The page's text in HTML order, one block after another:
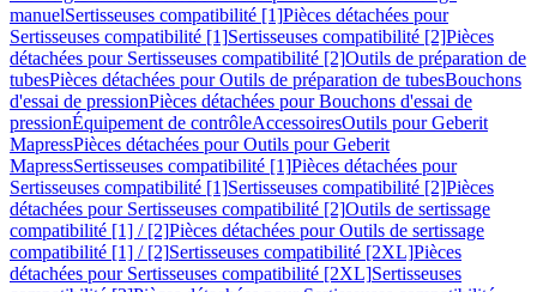
manuelSertisseuses compatibilité [1]Pièces détachées pour
Sertisseuses compatibilité [1]Sertisseuses compatibilité [2]Pièces
détachées pour Sertisseuses compatibilité [2]Outils de préparation de
tubesPièces détachées pour Outils de préparation de tubesBouchons
d'essai de pressionPièces détachées pour Bouchons d'essai de
pressionÉquipement de contrôleAccessoiresOutils pour Geberit
MapressPièces détachées pour Outils pour Geberit
MapressSertisseuses compatibilité [1]Pièces détachées pour
Sertisseuses compatibilité [1]Sertisseuses compatibilité [2]Pièces
détachées pour Sertisseuses compatibilité [2]Outils de sertissage
compatibilité [1] / [2]Pièces détachées pour Outils de sertissage
compatibilité [1] / [2]Sertisseuses compatibilité [2XL]Pièces
détachées pour Sertisseuses compatibilité [2XL]Sertisseuses